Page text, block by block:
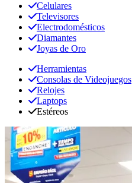
Celulares
Televisores
Electrodomésticos
Diamantes
Joyas de Oro
Herramientas
Consolas de Videojuegos
Relojes
Laptops
Estéreos